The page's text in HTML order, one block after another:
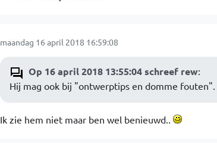
maandag 16 april 2018 16:59:08
Op 16 april 2018 13:55:04 schreef rew:
Hij mag ook bij "ontwerptips en domme fouten".
Ik zie hem niet maar ben wel benieuwd..